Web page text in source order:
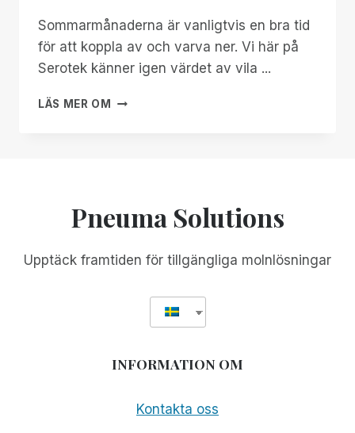
Sommarmånaderna är vanligtvis en bra tid
för att koppla av och varva ner. Vi här på
Serotek känner igen värdet av vila ...
LÄS MER OM
SEROTEK'S
Pneuma Solutions
Upptäck framtiden för tillgängliga molnlösningar
INFORMATION OM
Kontakta oss